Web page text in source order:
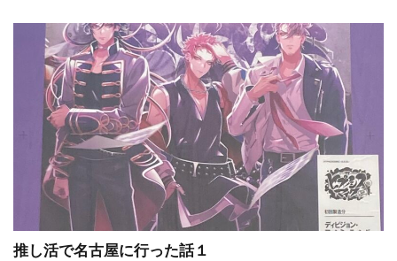
推し活で名古屋に行った話１